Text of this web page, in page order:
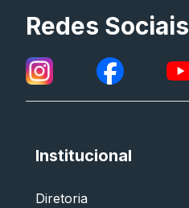
Redes Sociais
Institucional
Diretoria